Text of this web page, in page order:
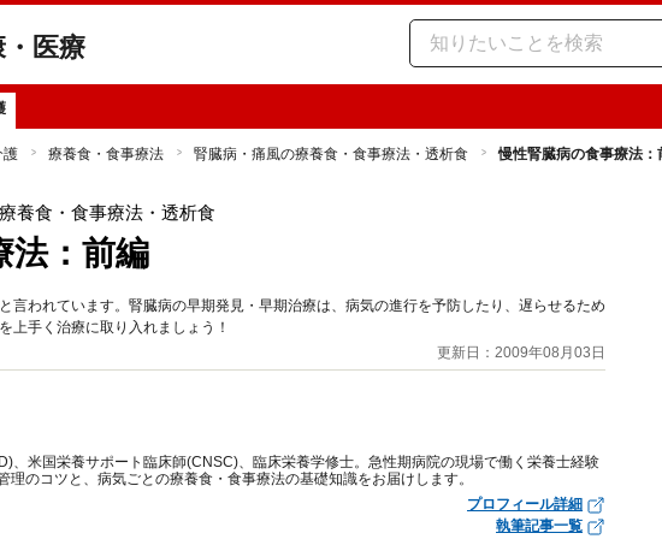
医療
護 療養食・食事療法 腎臓病・痛風の療養食・食事療法・透析食 慢性腎臓病の食事療法：
養食・食事療法・透析食
法：前編
言われています。腎臓病の早期発見・早期治療は、病気の進行を予防したり、遅らせるため
上手く治療に取り入れましょう！
更新日：2009年08月03日
、米国栄養サポート臨床師(CNSC)、臨床栄養学修士。急性期病院の現場で働く栄養士経験
理のコツと、病気ごとの療養食・食事療法の基礎知識をお届けします。
プロフィール詳細
執筆記事一覧